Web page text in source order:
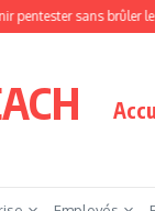
sans brûler les étapes